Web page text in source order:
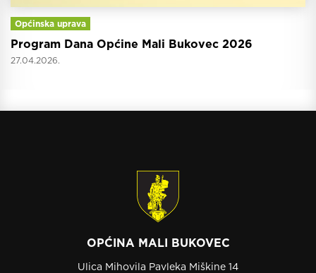
Općinska uprava
Program Dana Općine Mali Bukovec 2026
27.04.2026.
OPĆINA MALI BUKOVEC
Ulica Mihovila Pavleka Miškine 14